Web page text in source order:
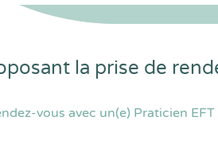
la prise de
vous avec un(e) Praticien